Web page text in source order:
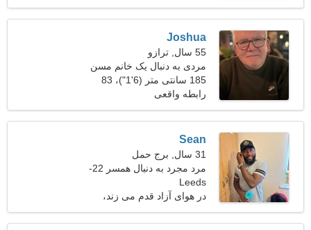
Joshua
55 سال, ترازو
مردی به دنبال یک خانم مسن
185 سانتی متر (6'1")، 83
کیلوگرم (182 پوند)
رابطه واقعی
Sean
31 سال, برج حمل
مرد مجرد به دنبال همسر 22-
29
Leeds
در هوای آزاد قدم می زند،
پیلاتس